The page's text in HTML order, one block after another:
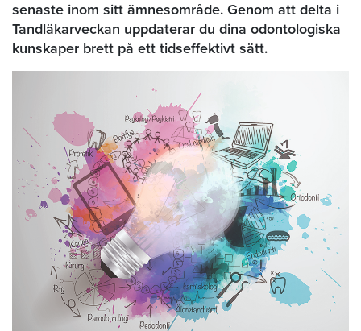
senaste inom sitt ämnesområde. Genom att delta i
Tandläkarveckan uppdaterar du dina odontologiska
kunskaper brett på ett tidseffektivt sätt.